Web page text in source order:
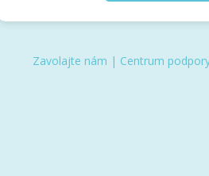
Zavolajte nám | Centrum